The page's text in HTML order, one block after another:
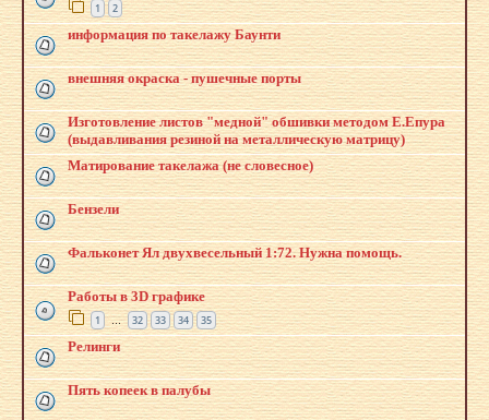
1 2
информация по такелажу Баунти
внешняя окраска - пушечные порты
Изготовление листов "медной" обшивки методом Е.Епура
(выдавливания резиной на металлическую матрицу)
Матирование такелажа (не словесное)
Бензели
Фальконет Ял двухвесельный 1:72. Нужна помощь.
Работы в 3D графике
1 … 32 33 34 35
Релинги
Пять копеек в палубы